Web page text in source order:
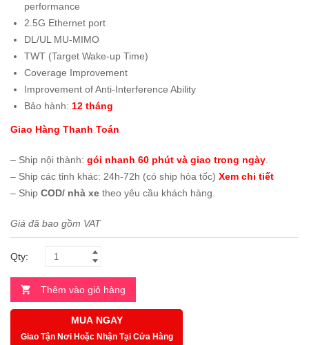
performance
2.5G Ethernet port
DL/UL MU-MIMO
TWT (Target Wake-up Time)
Coverage Improvement
Improvement of Anti-Interference Ability
Bảo hành: 12 tháng
Giao Hàng Thanh Toán
– Ship nội thành: gói nhanh 60 phút và giao trong ngày
– Ship các tỉnh khác: 24h-72h (có ship hỏa tốc) Xem chi tiết
– Ship COD/ nhà xe theo yêu cầu khách hàng.
Giá đã bao gồm VAT
Qty:
Thêm vào giỏ hàng
MUA NGAY
Giao Tận Nơi Hoặc Nhận Tại Cửa Hàng